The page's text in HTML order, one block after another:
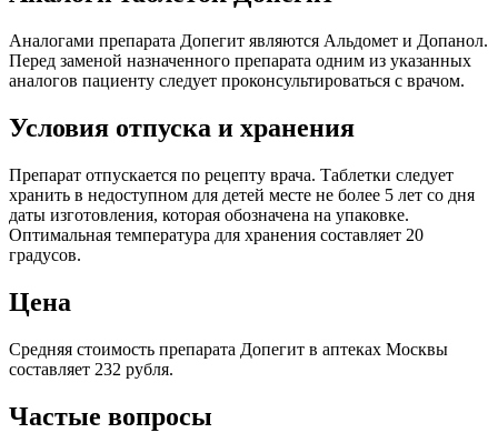
Аналогами препарата Допегит являются Альдомет и Допанол.
Перед заменой назначенного препарата одним из указанных
аналогов пациенту следует проконсультироваться с врачом.
Условия отпуска и хранения
Препарат отпускается по рецепту врача. Таблетки следует
хранить в недоступном для детей месте не более 5 лет со дня
даты изготовления, которая обозначена на упаковке.
Оптимальная температура для хранения составляет 20
градусов.
Цена
Средняя стоимость препарата Допегит в аптеках Москвы
составляет 232 рубля.
Частые вопросы